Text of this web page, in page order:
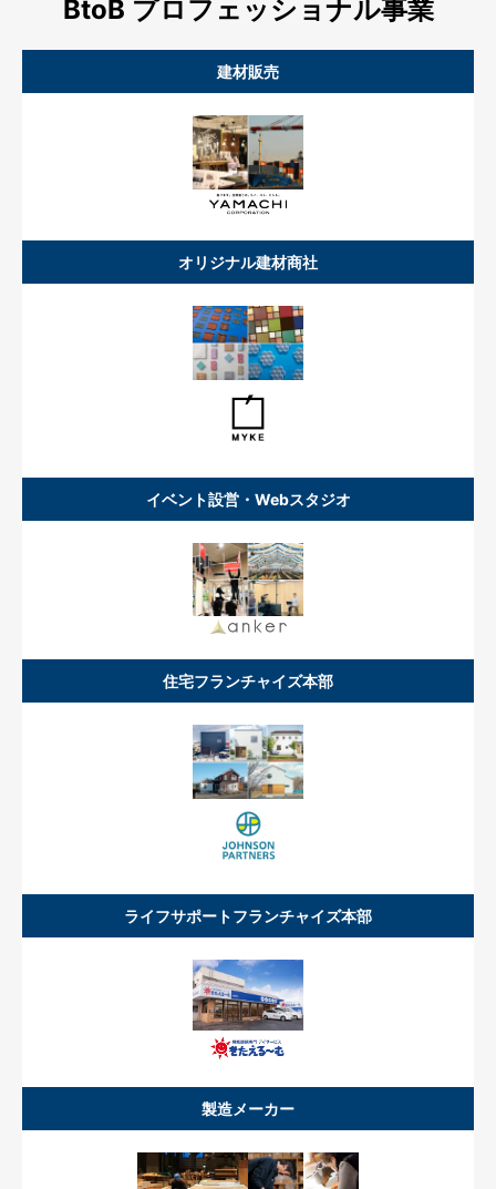
BtoB プロフェッショナル事業
建材販売
オリジナル建材商社
イベント設営・Webスタジオ
住宅フランチャイズ本部
ライフサポートフランチャイズ本部
製造メーカー